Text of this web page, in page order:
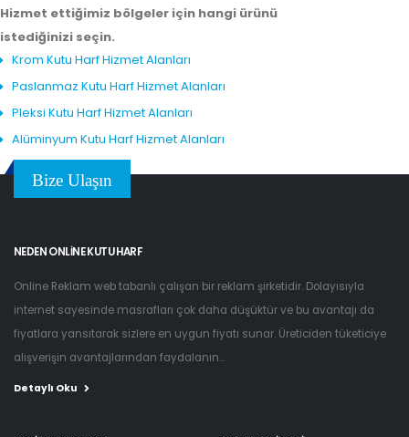
Hizmet ettiğimiz bölgeler için hangi ürünü
istediğinizi seçin.
Krom Kutu Harf Hizmet Alanları
Paslanmaz Kutu Harf Hizmet Alanları
Pleksi Kutu Harf Hizmet Alanları
Alüminyum Kutu Harf Hizmet Alanları
Bize Ulaşın
NEDEN ONLINE KUTU HARF
Online Reklam web tabanlı çalışan bir reklam şirketidir. Dolayısıyla
internet sayesinde masrafları çok daha düşüktür ve bu avantajı da
fiyatlara yansıtarak sizlere en uygun fiyatı sunar. Üreticiden tüketiciye
alışverişin avantajlarından faydalanın...
Detaylı Oku